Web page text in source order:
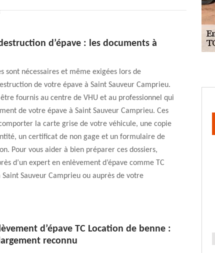
d’épave : les documents à
sont nécessaires et même exigées lors de
de votre épave à Saint Sauveur Camprieu.
fournis au centre de VHU et au professionnel qui
de votre épave à Saint Sauveur Camprieu. Ces
la carte grise de votre véhicule, une copie
un certificat de non gage et un formulaire de
Pour vous aider à bien préparer ces dossiers,
d’un expert en enlèvement d’épave comme TC
Saint Sauveur Camprieu ou auprès de votre
d’épave TC Location de benne :
reconnu